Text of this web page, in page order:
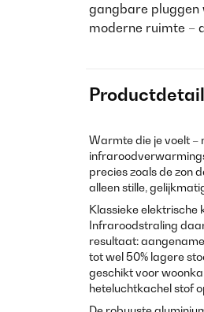
gangbare pluggen
moderne ruimte –
Warmte die je voelt –
precies zoals de zon
alleen stille,
Klassieke elektrische
Infraroodstraling
resultaat:
tot wel 50% lagere
geschikt voor
heteluchtkachel stof